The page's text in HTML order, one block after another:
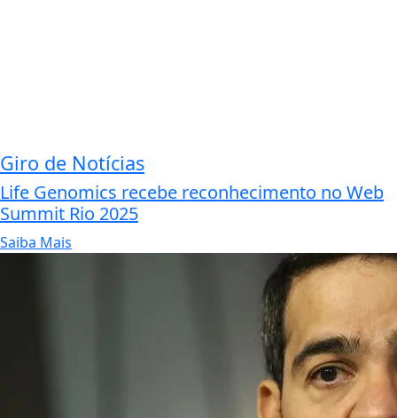
Giro de Notícias
Life Genomics recebe reconhecimento no Web
Summit Rio 2025
Saiba Mais